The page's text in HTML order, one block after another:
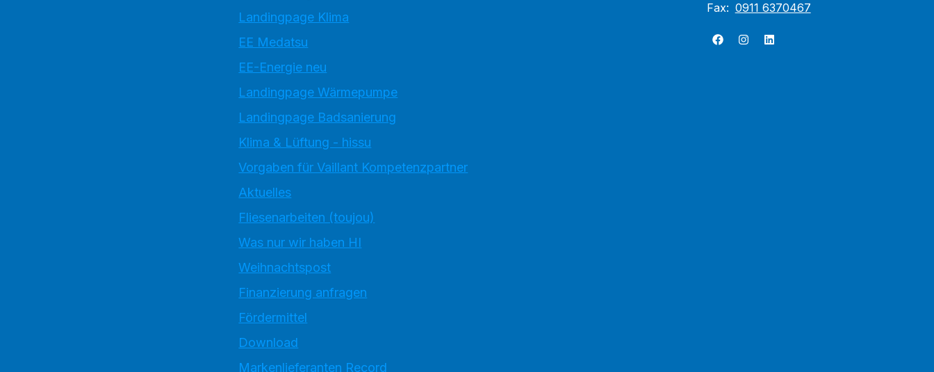
Landingpage Klima
EE Medatsu
EE-Energie neu
Landingpage Wärmepumpe
Landingpage Badsanierung
Klima & Lüftung - hissu
Vorgaben für Vaillant Kompetenzpartner
Aktuelles
Fliesenarbeiten (toujou)
Was nur wir haben HI
Weihnachtspost
Finanzierung anfragen
Fördermittel
Download
Markenlieferanten Record
Fax: 0911 6370467